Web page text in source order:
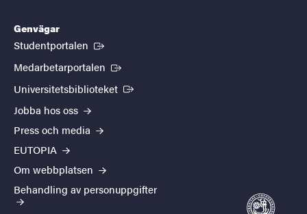
Genvägar
Studentportalen (Extern länk)
Medarbetarportalen (Extern länk)
Universitetsbiblioteket (Extern länk)
Jobba hos oss
Press och media
EUTOPIA
Om webbplatsen
Behandling av personuppgifter